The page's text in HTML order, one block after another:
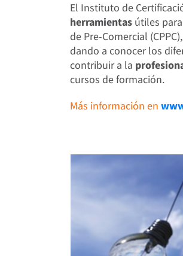
El Instituto de
herramientas útiles
de Pre-Comercial
dando a conocer los
contribuir a la
cursos de formación.
Más información en